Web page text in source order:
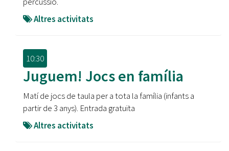
Altres activitats
10:30
Juguem! Jocs en família
Matí de jocs de taula per a tota la família (infants a
partir de 3 anys). Entrada gratuïta
Altres activitats